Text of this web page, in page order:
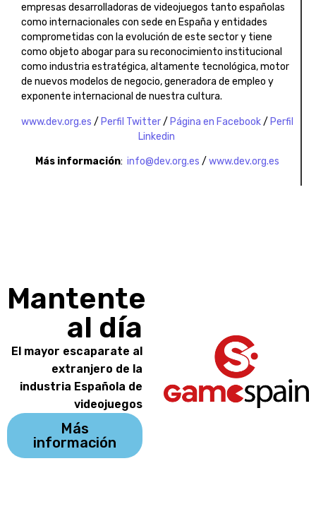
empresas desarrolladoras de videojuegos tanto españolas
como internacionales con sede en España y entidades
comprometidas con la evolución de este sector y tiene
como objeto abogar para su reconocimiento institucional
como industria estratégica, altamente tecnológica, motor
de nuevos modelos de negocio, generadora de empleo y
exponente internacional de nuestra cultura.
www.dev.org.es / Perfil Twitter/ Página en Facebook/ Perfil
Linkedin
Más información: info@dev.org.es / www.dev.org.es
Mantente
al día
El mayor escaparate al
extranjero de la
industria Española de
videojuegos
Más
información